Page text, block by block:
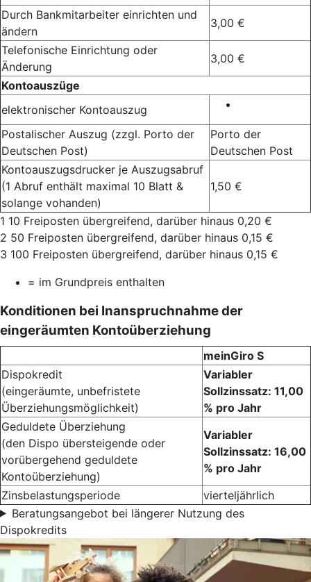
Durch Bankmitarbeiter einrichten und
ändern
3,00 €
Telefonische Einrichtung oder
Änderung
3,00 €
Kontoauszüge
elektronischer Kontoauszug
Postalischer Auszug (zzgl. Porto der
Deutschen Post)
Porto der
Deutschen Post
Kontoauszugsdrucker je Auszugsabruf
(1 Abruf enthält maximal 10 Blatt &
solange vohanden)
1,50 €
1 10 Freiposten übergreifend, darüber hinaus 0,20 €
2 50 Freiposten übergreifend, darüber hinaus 0,15 €
3 100 Freiposten übergreifend, darüber hinaus 0,15 €
= im Grundpreis enthalten
Konditionen bei Inanspruchnahme der
eingeräumten Kontoüberziehung
meinGiro S
Dispokredit
(eingeräumte, unbefristete
Überziehungsmöglichkeit)
Variabler
Sollzinssatz: 11,00
% pro Jahr
Geduldete Überziehung
(den Dispo übersteigende oder
vorübergehend geduldete
Kontoüberziehung)
Variabler
Sollzinssatz: 16,00
% pro Jahr
Zinsbelastungsperiode
vierteljährlich
Beratungsangebot bei längerer Nutzung des
Dispokredits